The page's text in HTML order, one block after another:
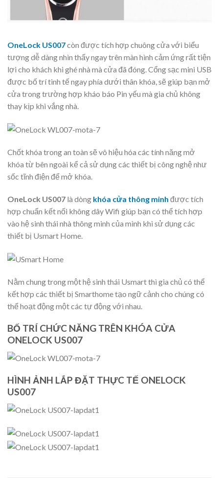
OneLock US007còn được tích hợp chuông cửa với biểu
tượng dễ dàng nhìn thấy ngay trên màn hình cảm ứng rất tiện
lợi cho khách khi ghé nhà mà cửa đã đóng. Cổng sạc mini USB
được bố trí tinh tế ngay phía dưới thân khóa, sẽ giúp bạn mở
cửa trong trường hợp kháo báo Pin yếu mà gia chủ không
thay kịp khi vắng nhà.
Chốt khóa trong an toàn sẽ vô hiệu hóa các tính năng mở
khóa từ bên ngoài kể cả sử dụng các thiết bị công nghệ như
sốc tĩnh điện để mở khóa.
OneLock US007 là dòng khóa cửa thông minh được tích
hợp chuẩn kết nối không dây Wifi giúp bạn có thể tích hợp
vào hệ sinh thái nhà thông minh của mình khi sử dụng các
thiết bị Usmart Home.
Nằm chung trong một hệ sinh thái Usmart thì gia chủ có thể
kết hợp các thiết bị Smarthome tạo ngữ cảnh cho chúng có
thể hoạt động một các tự động với nhau.
BỐ TRÍ CHỨC NĂNG TRÊN KHÓA CỬA
ONELOCK US007
HÌNH ẢNH LẮP ĐẶT THỰC TẾ ONELOCK
US007